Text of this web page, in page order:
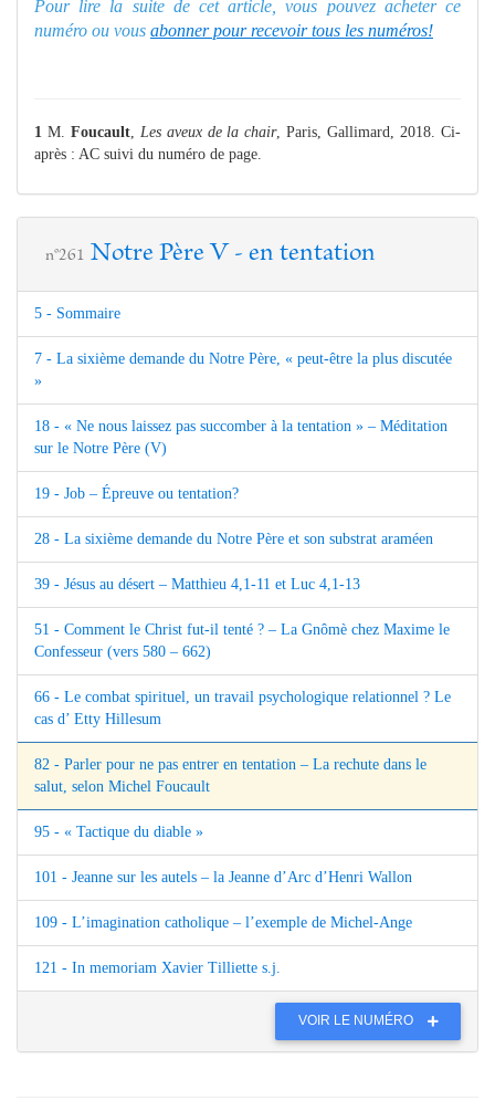
Pour lire la suite de cet article, vous pouvez acheter ce
numéro ou vous abonner pour recevoir tous les numéros!
1 M. Foucault, Les aveux de la chair, Paris, Gallimard, 2018. Ci-
après : AC suivi du numéro de page.
n°261 Notre Père V - en tentation
5 - Sommaire
7 - La sixième demande du Notre Père, « peut-être la plus discutée
»
18 - « Ne nous laissez pas succomber à la tentation » – Méditation
sur le Notre Père (V)
19 - Job – Épreuve ou tentation?
28 - La sixième demande du Notre Père et son substrat araméen
39 - Jésus au désert – Matthieu 4,1-11 et Luc 4,1-13
51 - Comment le Christ fut-il tenté ? – La Gnômè chez Maxime le
Confesseur (vers 580 – 662)
66 - Le combat spirituel, un travail psychologique relationnel ? Le
cas d’ Etty Hillesum
82 - Parler pour ne pas entrer en tentation – La rechute dans le
salut, selon Michel Foucault
95 - « Tactique du diable »
101 - Jeanne sur les autels – la Jeanne d’Arc d’Henri Wallon
109 - L’imagination catholique – l’exemple de Michel-Ange
121 - In memoriam Xavier Tilliette s.j.
VOIR LE NUMÉRO